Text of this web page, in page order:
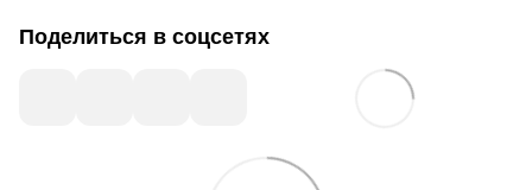
Поделиться в соцсетях